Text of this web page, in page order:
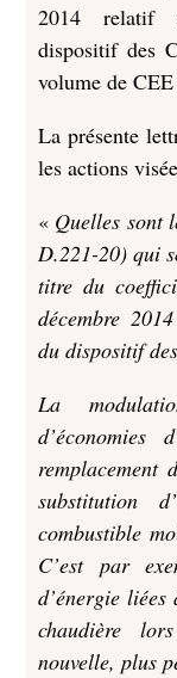
2014 relatif
dispositif des
volume de
La présente
les actions
« Quelles sont
D.221-20) qui
titre du
décembre
du dispositif
La
d’économies
remplacement
substitution
combustible
C’est par
d’énergie liées
chaudière
nouvelle, plus